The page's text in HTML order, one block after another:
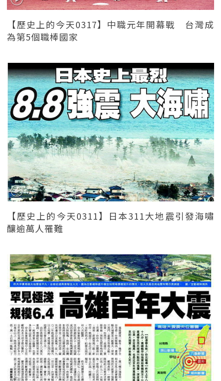
【歷史上的今天0317】中職元年開幕戰 台灣成
為第5個職棒國家
【歷史上的今天0311】日本311大地震引發海嘯
釀逾萬人罹難